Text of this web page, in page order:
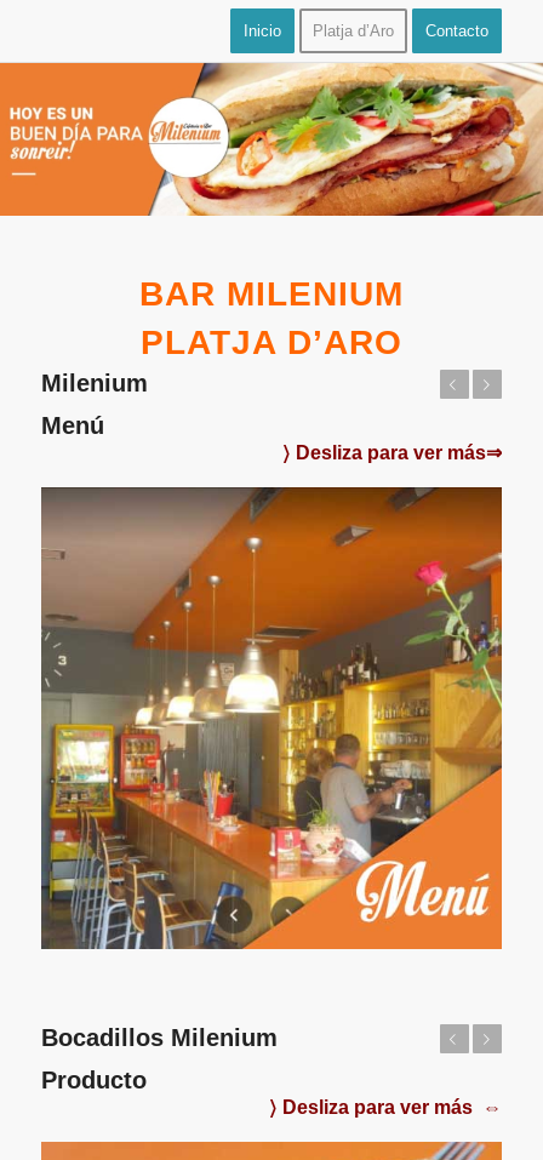
Inicio Platja d’Aro Contacto
BAR MILENIUM
PLATJA D’ARO
Milenium
Menú
〉 Desliza para ver más⇒
Bocadillos Milenium
Producto
〉 Desliza para ver más ⇔